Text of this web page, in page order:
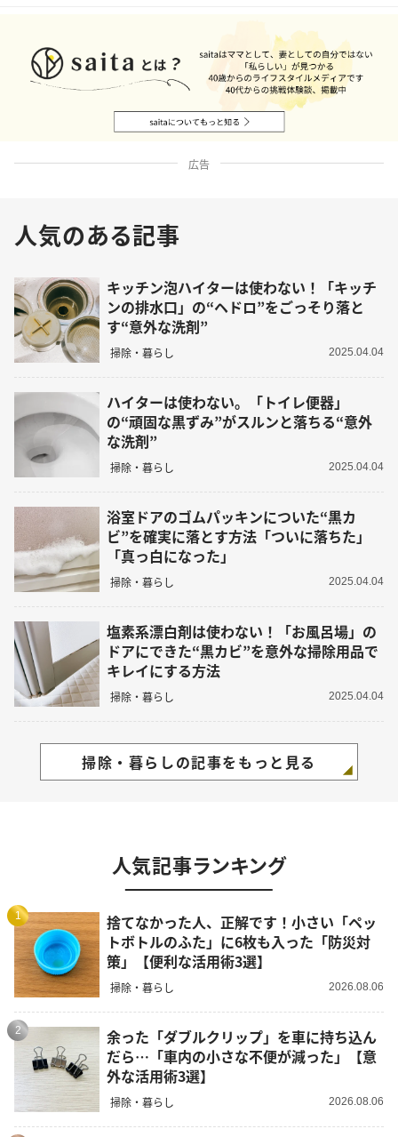
広告
人気のある記事
キッチン泡ハイターは使わない！「キッチ
ンの排水口」の“ヘドロ”をごっそり落と
す“意外な洗剤”
掃除・暮らし 2025.04.04
ハイターは使わない。「トイレ便器」
の“頑固な黒ずみ”がスルンと落ちる“意外
な洗剤”
掃除・暮らし 2025.04.04
浴室ドアのゴムパッキンについた“黒カ
ビ”を確実に落とす方法「ついに落ちた」
「真っ白になった」
掃除・暮らし 2025.04.04
塩素系漂白剤は使わない！「お風呂場」の
ドアにできた“黒カビ”を意外な掃除用品で
キレイにする方法
掃除・暮らし 2025.04.04
掃除・暮らしの記事をもっと見る
人気記事ランキング
1
捨てなかった人、正解です！小さい「ペッ
トボトルのふた」に6枚も入った「防災対
策」【便利な活用術3選】
掃除・暮らし 2026.08.06
2
余った「ダブルクリップ」を車に持ち込ん
だら…「車内の小さな不便が減った」【意
外な活用術3選】
掃除・暮らし 2026.08.06